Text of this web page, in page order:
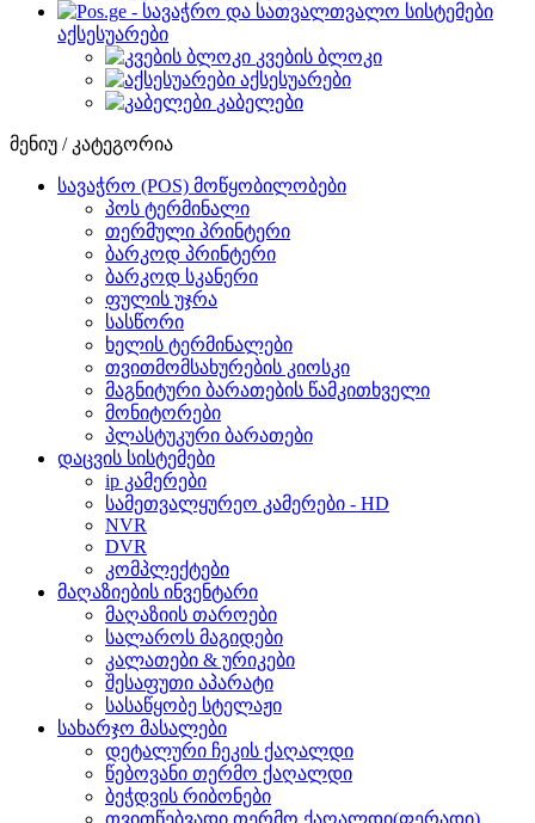
აქსესუარები
კვების ბლოკი
აქსესუარები
კაბელები
მენიუ / კატეგორია
სავაჭრო (POS) მოწყობილობები
პოს ტერმინალი
თერმული პრინტერი
ბარკოდ პრინტერი
ბარკოდ სკანერი
ფულის უჯრა
სასწორი
ხელის ტერმინალები
თვითმომსახურების კიოსკი
მაგნიტური ბარათების წამკითხველი
მონიტორები
პლასტუკური ბარათები
დაცვის სისტემები
ip კამერები
სამეთვალყურეო კამერები - HD
NVR
DVR
კომპლექტები
მაღაზიების ინვენტარი
მაღაზიის თაროები
სალაროს მაგიდები
კალათები & ურიკები
შესაფუთი აპარატი
სასაწყობე სტელაჟი
სახარჯო მასალები
დეტალური ჩეკის ქაღალდი
წებოვანი თერმო ქაღალდი
ბეჭდვის რიბონები
თვითწებვადი თერმო ქაღალდი(ფერადი)